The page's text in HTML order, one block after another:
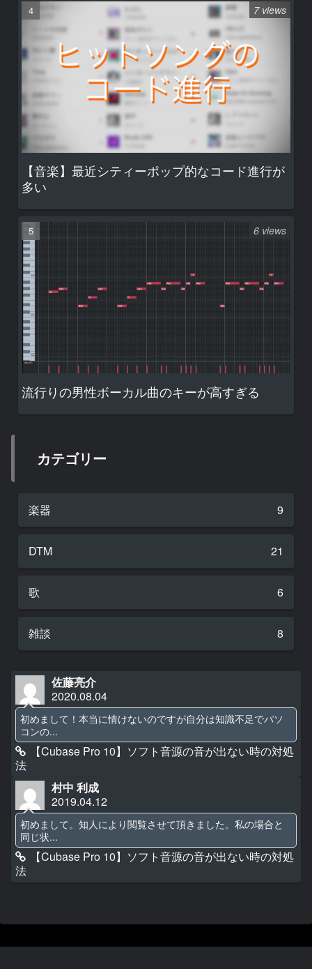
【音楽】最近シティーポップ的なコード進行が
多い
7 views
流行りの男性ボーカル曲のキーが高すぎる
6 views
カテゴリー
楽器 9
DTM 21
歌 6
雑談 8
佐藤亮介
2020.08.04
初めまして！本当に情けないのですが自分は知識不足でパソ
コンの...
【Cubase Pro 10】ソフト音源の音が出ない時の対処
法
村中 利成
2019.04.12
初めまして。知人により閲覧させて頂きました。私の場合と
同じ状...
【Cubase Pro 10】ソフト音源の音が出ない時の対処
法